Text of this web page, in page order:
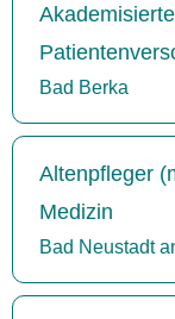
Bad Berka
Altenpfleger
Medizin
Bad Neustadt